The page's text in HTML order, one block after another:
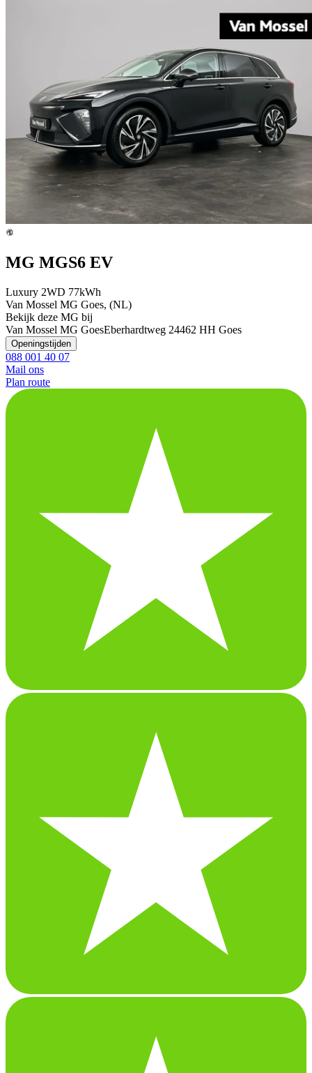
MG MGS6 EV
Luxury 2WD 77kWh
Van Mossel MG Goes, (NL)
Bekijk deze MG bij
Van Mossel MG GoesEberhardtweg 24462 HH Goes
Openingstijden
088 001 40 07
Mail ons
Plan route